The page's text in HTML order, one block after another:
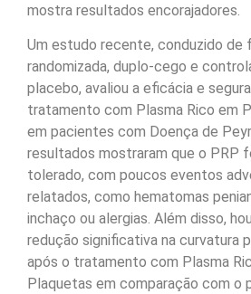
mostra resultados encorajadores.
Um estudo recente, conduzido de
randomizada, duplo-cego e
placebo, avaliou a eficácia e
tratamento com Plasma Rico em
em pacientes com Doença de
resultados mostraram que o PRP
tolerado, com poucos eventos
relatados, como hematomas
inchaço ou alergias. Além disso,
redução significativa na curvatura
após o tratamento com Plasma
Plaquetas em comparação com o